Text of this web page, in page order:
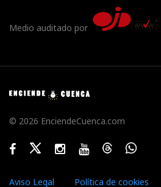
Medio auditado por
© 2026 EnciendeCuenca.com
FacebookTwitterInstagramYoutubeThreadsWhatsApp
Aviso Legal Política de cookies